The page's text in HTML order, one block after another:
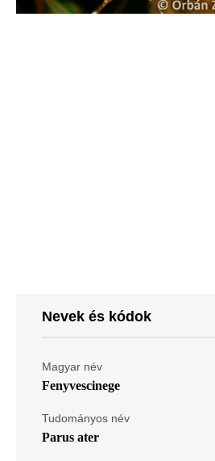
Nevek és kódok
Magyar név
Fenyvescinege
Tudományos név
Parus ater